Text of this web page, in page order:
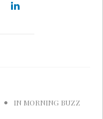
IN MORNING BUZZ